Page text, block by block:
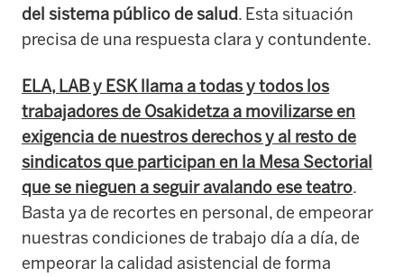
del sistema público de salud. Esta situación
precisa de una respuesta clara y contundente.
ELA, LAB y ESK llama a todas y todos los
trabajadores de Osakidetza a movilizarse en
exigencia de nuestros derechos y al resto de
sindicatos que participan en la Mesa Sectorial
que se nieguen a seguir avalando ese teatro.
Basta ya de recortes en personal, de empeorar
nuestras condiciones de trabajo día a día, de
empeorar la calidad asistencial de forma